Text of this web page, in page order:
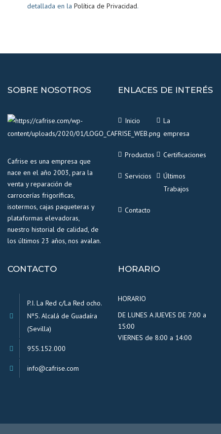
detallada en la Política de Privacidad.
SOBRE NOSOTROS
Cafrise es una empresa que
nace en el año 2003, para la
venta y reparación de
carrocerías frigoríficas,
isotermos, cajas paqueteras y
plataformas elevadoras,
nuestro historial de calidad, de
los últimos 23 años, nos avalan.
ENLACES DE INTERÉS
Inicio
La
empresa
Productos Certificaciones
Servicios
Últimos
Trabajos
Contacto
CONTACTO
P.I. La Red c/La Red ocho.
Nº5. Alcalá de Guadaíra
(Sevilla)
955.152.000
info@cafrise.com
HORARIO
HORARIO
DE LUNES A JUEVES DE 7:00 a
15:00
VIERNES de 8:00 a 14:00